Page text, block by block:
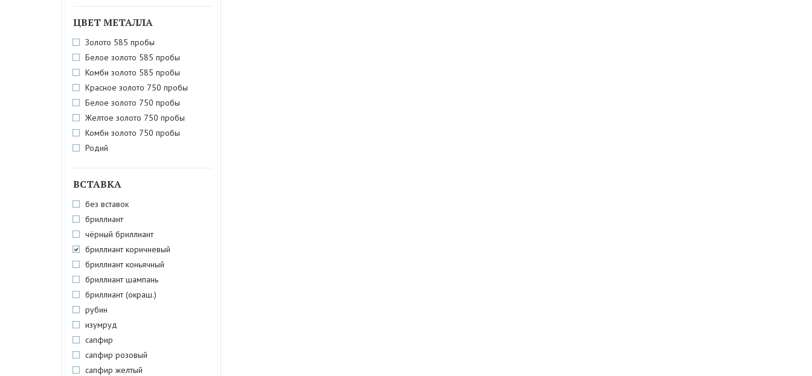
ЦВЕТ МЕТАЛЛА
Золото 585 пробы
Белое золото 585 пробы
Комби золото 585 пробы
Красное золото 750 пробы
Белое золото 750 пробы
Желтое золото 750 пробы
Комби золото 750 пробы
Родий
ВСТАВКА
без вставок
бриллиант
чёрный бриллиант
бриллиант коричневый
бриллиант коньячный
бриллиант шампань
бриллиант (окраш.)
рубин
изумруд
сапфир
сапфир розовый
сапфир желтый